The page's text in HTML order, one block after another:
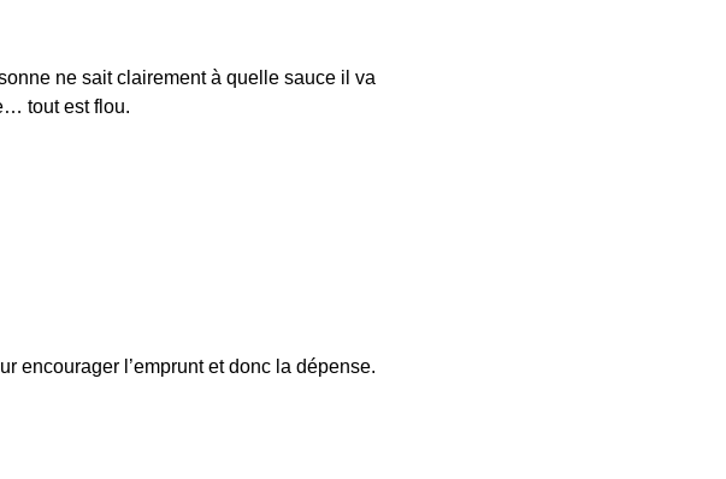
ne sait clairement à quelle sauce il va
tout est flou.
encourager l’emprunt et donc la dépense.